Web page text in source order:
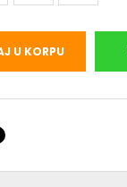
U KORPU